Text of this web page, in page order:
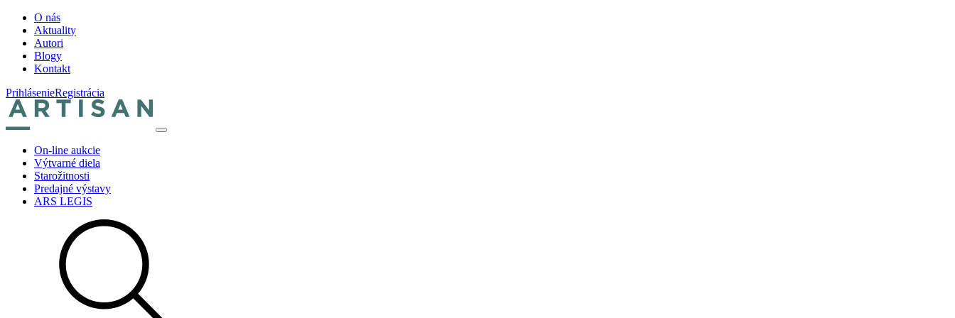
O nás
Aktuality
Autori
Blogy
Kontakt
PrihlásenieRegistrácia
On-line aukcie
Výtvarné diela
Starožitnosti
Predajné výstavy
ARS LEGIS